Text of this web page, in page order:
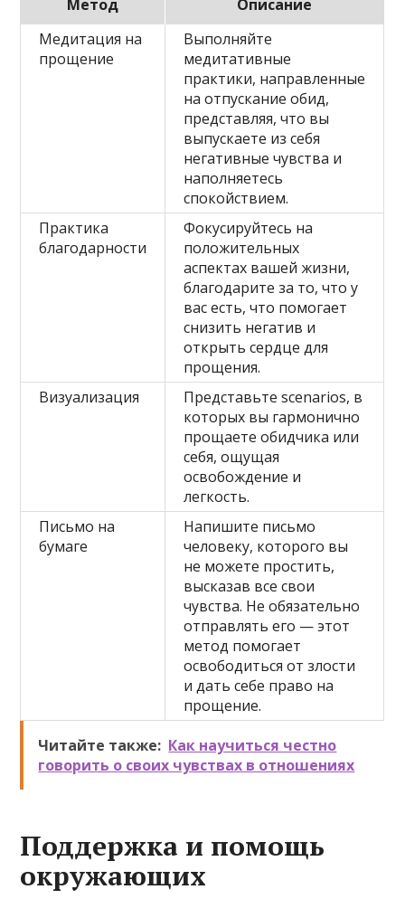
Метод
Описание
Медитация на
прощение
Выполняйте
медитативные
практики, направленные
на отпускание обид,
представляя, что вы
выпускаете из себя
негативные чувства и
наполняетесь
спокойствием.
Практика
благодарности
Фокусируйтесь на
положительных
аспектах вашей жизни,
благодарите за то, что у
вас есть, что помогает
снизить негатив и
открыть сердце для
прощения.
Визуализация
Представьте scenarios, в
которых вы гармонично
прощаете обидчика или
себя, ощущая
освобождение и
легкость.
Письмо на
бумаге
Напишите письмо
человеку, которого вы
не можете простить,
высказав все свои
чувства. Не обязательно
отправлять его — этот
метод помогает
освободиться от злости
и дать себе право на
прощение.
Читайте также: Как научиться честно
говорить о своих чувствах в отношениях
Поддержка и помощь
окружающих